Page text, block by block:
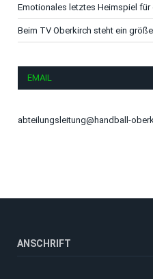
Emotionales letztes Heimspiel für
Beim TV Oberkirch steht ein
EMAIL
abteilungsleitung@handball-
ANSCHRIFT